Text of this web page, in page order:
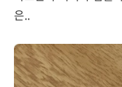
은..